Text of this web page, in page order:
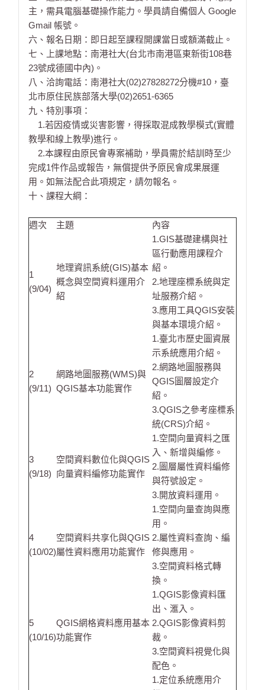
主，需具電腦基礎操作能力。學員請自備個人 Google
Gmail 帳號。
六、報名日期：即日起至課程開課當日或額滿截止。
七、上課地點：南港社大(台北市南港區東新街108巷
23號成德國中內)。
八、洽詢電話：南港社大(02)27828272分機#10，臺
北市原住民族部落大學(02)2651-6365
九、特別事項：
1.若因疫情或災害影響，得採取混成教學模式(實體
教學和線上教學)進行。
2.本課程由原民會專案補助，學員需於結訓時至少
完成1件作品或報告，無償提供予原民會成果展運
用。如無法配合此項規定，請勿報名。
十、課程大綱：
週次 主題 內容
1
(9/04)
地理資訊系統(GIS)基本
概念與空間資料運用介
紹
1.GIS基礎建構與社
區行動應用課程介
紹。
2.地理座標系統與定
址服務介紹。
3.應用工具QGIS安裝
與基本環境介紹。
2
(9/11)
網路地圖服務(WMS)與
QGIS基本功能實作
1.臺北市歷史圖資展
示系統應用介紹。
2.網路地圖服務與
QGIS圖層設定介
紹。
3.QGIS之參考座標系
統(CRS)介紹。
3
(9/18)
空間資料數位化與QGIS
向量資料編修功能實作
1.空間向量資料之匯
入、新增與編修。
2.圖層屬性資料編修
與符號設定。
3.開放資料運用。
4
(10/02)
空間資料共享化與QGIS
屬性資料應用功能實作
1.空間向量查詢與應
用。
2.屬性資料查詢、編
修與應用。
3.空間資料格式轉
換。
5
(10/16)
QGIS網格資料應用基本
功能實作
1.QGIS影像資料匯
出、滙入。
2.QGIS影像資料剪
裁。
3.空間資料視覺化與
配色。
1.定位系統應用介